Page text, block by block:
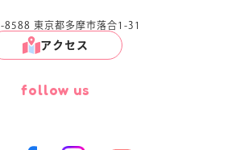
8588 東京都多摩市落合1-31
アクセス
follow us